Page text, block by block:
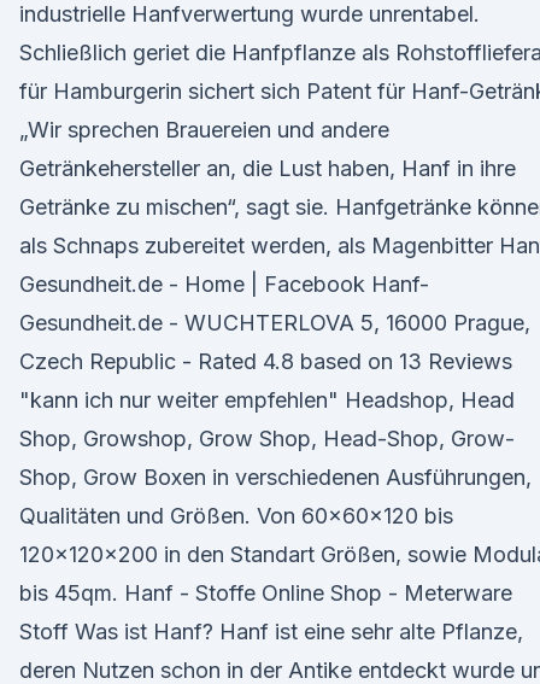
industrielle Hanfverwertung wurde unrentabel.
Schließlich geriet die Hanfpflanze als
für Hamburgerin sichert sich Patent für Hanf-
„Wir sprechen Brauereien und andere
Getränkehersteller an, die Lust haben, Hanf in ihre
Getränke zu mischen“, sagt sie. Hanfgetränke
als Schnaps zubereitet werden, als Magenbitter
Gesundheit.de - Home | Facebook Hanf-
Gesundheit.de - WUCHTERLOVA 5, 16000 Prague,
Czech Republic - Rated 4.8 based on 13 Reviews
"kann ich nur weiter empfehlen" Headshop, Head
Shop, Growshop, Grow Shop, Head-Shop, Grow-
Shop, Grow Boxen in verschiedenen Ausführungen,
Qualitäten und Größen. Von 60x60x120 bis
120x120x200 in den Standart Größen, sowie
bis 45qm. Hanf - Stoffe Online Shop - Meterware
Stoff Was ist Hanf? Hanf ist eine sehr alte Pflanze,
deren Nutzen schon in der Antike entdeckt wurde